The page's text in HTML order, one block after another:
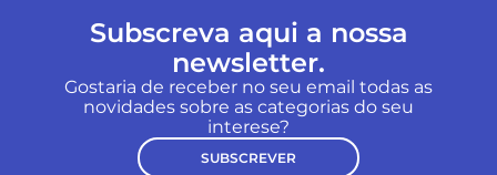
Subscreva aqui a nossa
newsletter.
Gostaria de receber no seu email todas as
novidades sobre as categorias do seu
interese?
SUBSCREVER